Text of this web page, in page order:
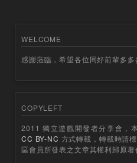
WELCOME
感謝蒞臨，希望各位同好前輩多多
COPYLEFT
2011 獨立遊戲開發者分享會，
CC BY-NC 方式轉載，轉載時請
區會員所發表之文章其權利歸原著